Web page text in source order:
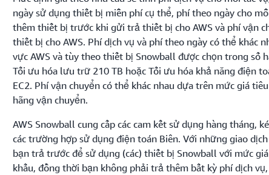
ngày sử dụng thiết bị miễn phí cụ thể, phí theo ngày cho
thêm thiết bị trước khi gửi trả thiết bị cho AWS và phí vận
thiết bị cho AWS. Phí dịch vụ và phí theo ngày có thể khác
vực AWS và tùy theo thiết bị Snowball được chọn trong số
Tối ưu hóa lưu trữ 210 TB hoặc Tối ưu hóa khả năng điện
EC2. Phí vận chuyển có thể khác nhau dựa trên mức giá
hãng vận chuyển.
AWS Snowball cung cấp các cam kết sử dụng hàng tháng,
các trường hợp sử dụng điện toán Biên. Với những giao dịch
bạn trả trước để sử dụng (các) thiết bị Snowball với mức
khấu, đồng thời bạn không phải trả thêm bất kỳ phí dịch